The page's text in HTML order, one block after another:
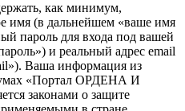
как минимум,
имя (в дальнейшем «ваше имя
пароль для входа под вашей
и реальный адрес email
Ваша информация из
«Портал ОРДЕНА И
законами о защите